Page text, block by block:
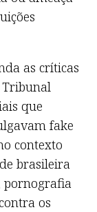
as críticas
Tribunal
que
fake
contexto
brasileira
pornografia
os